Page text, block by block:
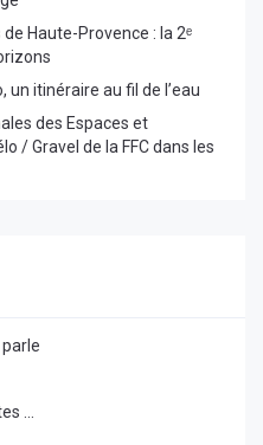
Haute-Provence : la 2ᵉ
un itinéraire au fil de l’eau
des Espaces et
/ Gravel de la FFC dans les
...